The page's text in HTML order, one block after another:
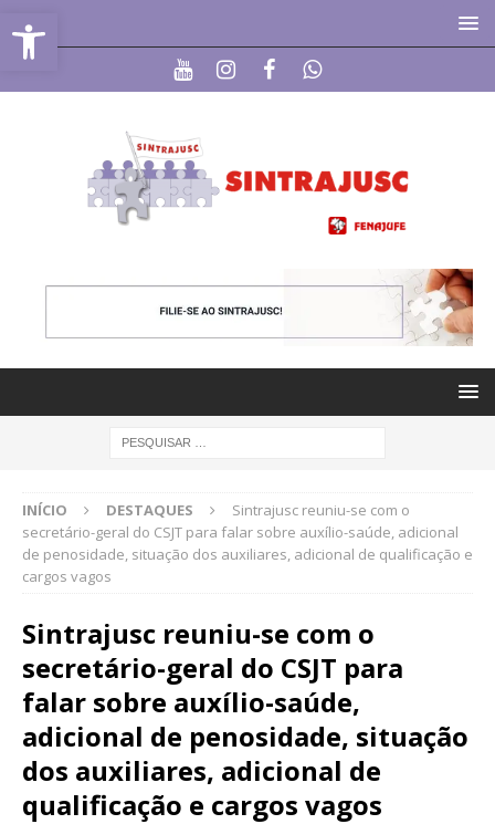
Abrir a barra de ferramentas
INÍCIO DESTAQUES
Sintrajusc reuniu-se com o
secretário-geral do CSJT para falar sobre auxílio-saúde, adicional
de penosidade, situação dos auxiliares, adicional de qualificação e
cargos vagos
Sintrajusc reuniu-se com o
secretário-geral do CSJT para
falar sobre auxílio-saúde,
adicional de penosidade, situação
dos auxiliares, adicional de
qualificação e cargos vagos